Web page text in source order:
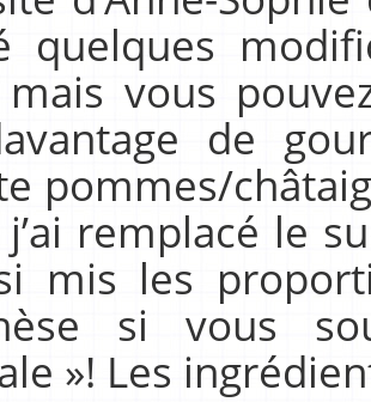
quelques
mais vous
de
pommes/
remplacé le
mis les
si vous
»! Les